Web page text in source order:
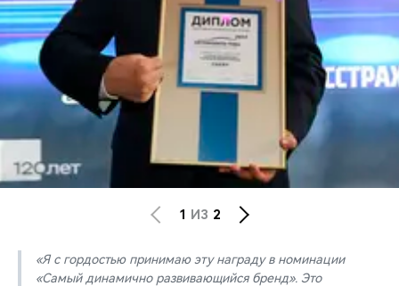
CHERY ДЛЯ ДЕТЕЙ
1 ИЗ 2
«Я с гордостью принимаю эту награду в номинации
«Самый динамично развивающийся бренд». Это